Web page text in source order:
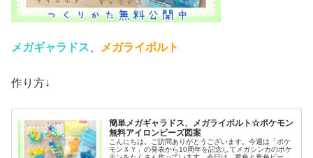
メガギャラドス メガライボルト
作り方↓
簡単メガギャラドス、メガライボルト☆ポケモン
無料アイロンビーズ図案
こんにちは。ご訪問ありがとうございます。今週は「ポケ
モンＸＹ」の発表から10周年を記念してメガシンカのポケ